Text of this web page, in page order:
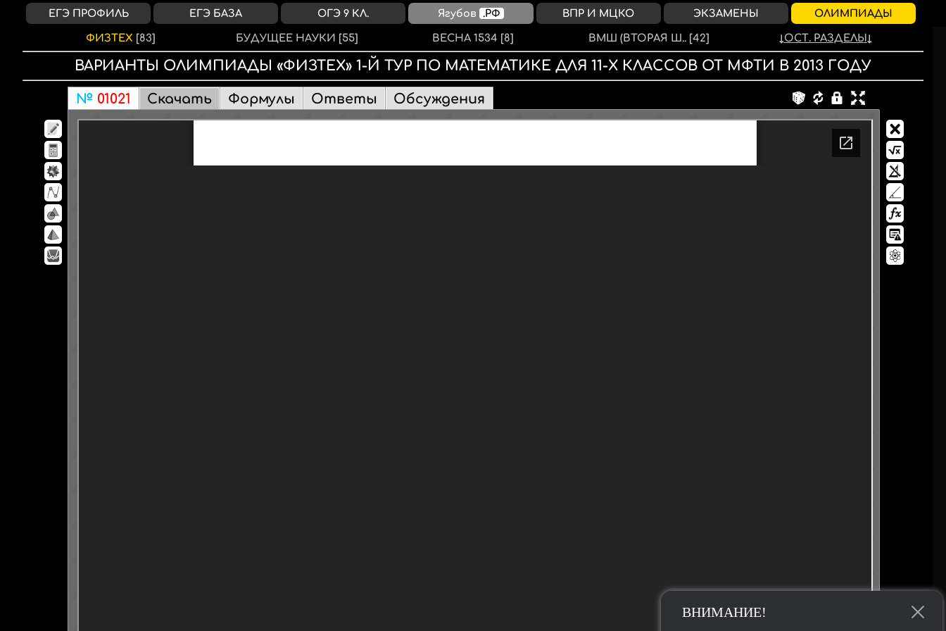
ВНИМАНИЕ!
ФИЗТЕХ [83] БУДУЩЕЕ НАУКИ [55] ВЕСНА 1534 [8] ВМШ (ВТОРАЯ Ш.. [42] ОСТ. РАЗДЕЛЫ
ВАРИАНТЫ ОЛИМПИАДЫ «ФИЗТЕХ» 1-Й ТУР ПО МАТЕМАТИКЕ ДЛЯ 11-Х КЛАССОВ ОТ МФТИ В 2013 ГОДУ
№ 01021 Скачать Формулы Ответы Обсуждения
ЕГЭ ПРОФИЛЬ ЕГЭ БАЗА ОГЭ 9 КЛ. Ягубов .РФ ВПР И МЦКО ЭКЗАМЕНЫ ОЛИМПИАДЫ